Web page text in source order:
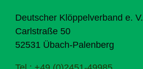
Deutscher Klöppelverband e. V.
Carlstraße 50
52531 Übach-Palenberg